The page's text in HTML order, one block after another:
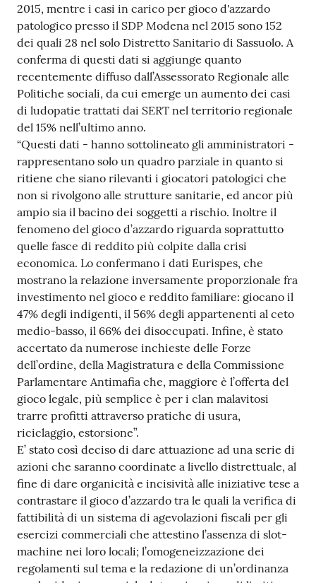
2015, mentre i casi in carico per gioco d'azzardo
patologico presso il SDP Modena nel 2015 sono 152
dei quali 28 nel solo Distretto Sanitario di Sassuolo. A
conferma di questi dati si aggiunge quanto
recentemente diffuso dall’Assessorato Regionale alle
Politiche sociali, da cui emerge un aumento dei casi
di ludopatie trattati dai SERT nel territorio regionale
del 15% nell’ultimo anno.
“Questi dati - hanno sottolineato gli amministratori -
rappresentano solo un quadro parziale in quanto si
ritiene che siano rilevanti i giocatori patologici che
non si rivolgono alle strutture sanitarie, ed ancor più
ampio sia il bacino dei soggetti a rischio. Inoltre il
fenomeno del gioco d’azzardo riguarda soprattutto
quelle fasce di reddito più colpite dalla crisi
economica. Lo confermano i dati Eurispes, che
mostrano la relazione inversamente proporzionale fra
investimento nel gioco e reddito familiare: giocano il
47% degli indigenti, il 56% degli appartenenti al ceto
medio-basso, il 66% dei disoccupati. Infine, è stato
accertato da numerose inchieste delle Forze
dell’ordine, della Magistratura e della Commissione
Parlamentare Antimafia che, maggiore è l’offerta del
gioco legale, più semplice è per i clan malavitosi
trarre profitti attraverso pratiche di usura,
riciclaggio, estorsione”.
E’ stato così deciso di dare attuazione ad una serie di
azioni che saranno coordinate a livello distrettuale, al
fine di dare organicità e incisività alle iniziative tese a
contrastare il gioco d’azzardo tra le quali la verifica di
fattibilità di un sistema di agevolazioni fiscali per gli
esercizi commerciali che attestino l’assenza di slot-
machine nei loro locali; l’omogeneizzazione dei
regolamenti sul tema e la redazione di un’ordinanza